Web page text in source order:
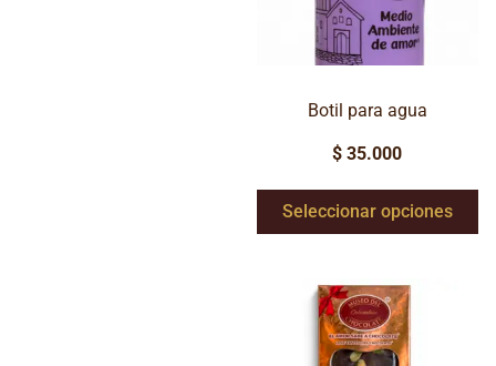
Botil para agua
$ 35.000
Seleccionar opciones